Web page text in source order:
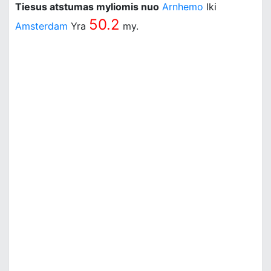
Tiesus atstumas myliomis nuo Arnhemo Iki
Amsterdam Yra 50.2 my.